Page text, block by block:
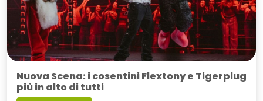
Nuova Scena: i cosentini Flextony e Tigerplug
più in alto di tutti